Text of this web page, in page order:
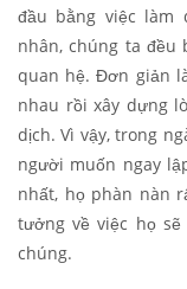
đầu bằng việc làm
nhân, chúng ta đều
quan hệ. Đơn giản
nhau rồi xây dựng
dịch. Vì vậy, trong
người muốn ngay
nhất, họ phàn nàn
tưởng về việc họ
chúng.